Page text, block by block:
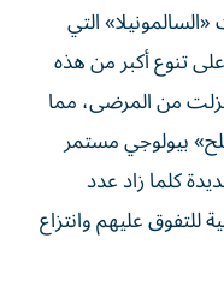
التي
تنوع أكبر من هذه
من المرضى، مما
بيولوجي مستمر
كلما زاد عدد
للتفوق عليهم وانتزاع